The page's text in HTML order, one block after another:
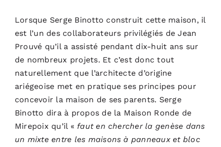
Lorsque Serge Binotto construit cette maison, il
est l’un des collaborateurs privilégiés de Jean
Prouvé qu’il a assisté pendant dix-huit ans sur
de nombreux projets. Et c’est donc tout
naturellement que l’architecte d’origine
ariégeoise met en pratique ses principes pour
concevoir la maison de ses parents. Serge
Binotto dira à propos de la Maison Ronde de
Mirepoix qu’il « faut en chercher la genèse dans
un mixte entre les maisons à panneaux et bloc